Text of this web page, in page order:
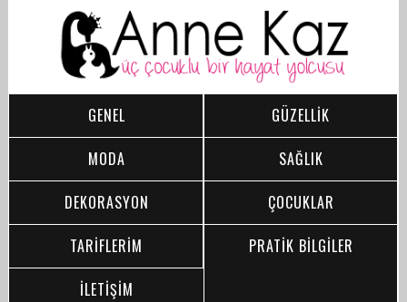
GENEL
GÜZELLİK
MODA
SAĞLIK
DEKORASYON
ÇOCUKLAR
TARİFLERİM
PRATİK BİLGİLER
İLETİŞİM